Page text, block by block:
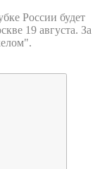
России будет
19 августа. За